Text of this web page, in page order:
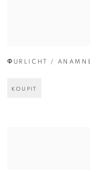
ΦURLICHT /
KOUPIT